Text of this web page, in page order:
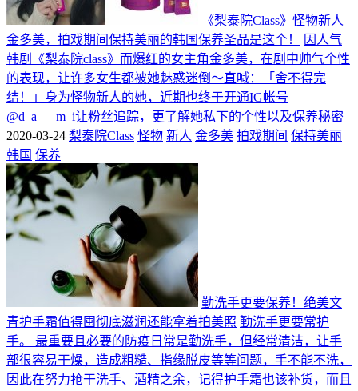
《梨泰院Class》怪物新人
金多美，拍戏期间保持美丽的韩国保养圣品是这个！
因人气
韩剧《梨泰院class》而爆红的女主角金多美，在剧中帅气个性
的表现，让许多女生都被她魅惑迷倒～直喊：「舍不得完
结！」身为怪物新人的她，近期也终于开通IG帐号
@d_a___m_i让粉丝追踪，更了解她私下的个性以及保养秘密
2020-03-24 梨泰院Class 怪物 新人 金多美 拍戏期间 保持美丽
韩国 保养
勤洗手更要保养！绝美文
青护手霜值得囤彻底滋润还能拿着拍美照 勤洗手更要常护
手。 最重要且必要的防疫日常是勤洗手，但经常清洁，让手
部很容易干燥，造成粗糙、指缘脱皮等等问题，手不能不洗，
因此在努力抢干洗手、酒精之余，记得护手霜也该补货，而且